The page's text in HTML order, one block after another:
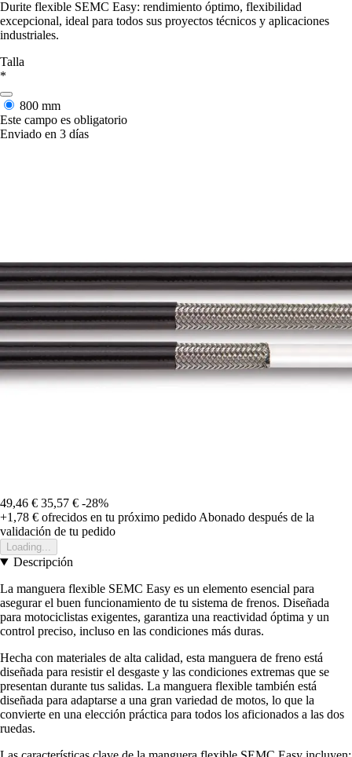
Durite flexible SEMC Easy: rendimiento óptimo, flexibilidad
excepcional, ideal para todos sus proyectos técnicos y aplicaciones
industriales.
Talla
*
800 mm
Este campo es obligatorio
Enviado en 3 días
49,46 € 35,57 € -28%
+1,78 € ofrecidos en tu próximo pedido Abonado después de la
validación de tu pedido
Loading...
Descripción
La manguera flexible SEMC Easy es un elemento esencial para
asegurar el buen funcionamiento de tu sistema de frenos. Diseñada
para motociclistas exigentes, garantiza una reactividad óptima y un
control preciso, incluso en las condiciones más duras.
Hecha con materiales de alta calidad, esta manguera de freno está
diseñada para resistir el desgaste y las condiciones extremas que se
presentan durante tus salidas. La manguera flexible también está
diseñada para adaptarse a una gran variedad de motos, lo que la
convierte en una elección práctica para todos los aficionados a las dos
ruedas.